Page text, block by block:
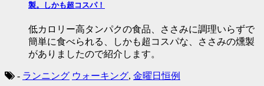
製。しかも超コスパ！
低カロリー高タンパクの食品、ささみに調理いらずで
簡単に食べられる、しかも超コスパな、ささみの燻製
がありましたので紹介します。
- ランニング ウォーキング, 金曜日恒例